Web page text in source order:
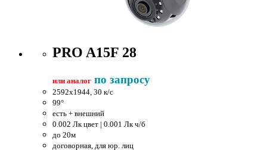
PRO A15F 28
или аналог по запросу
2592x1944, 30 к/c
99°
есть + внешний
0.002 Лк цвет | 0.001 Лк ч/б
до 20м
договорная, для юр. лиц